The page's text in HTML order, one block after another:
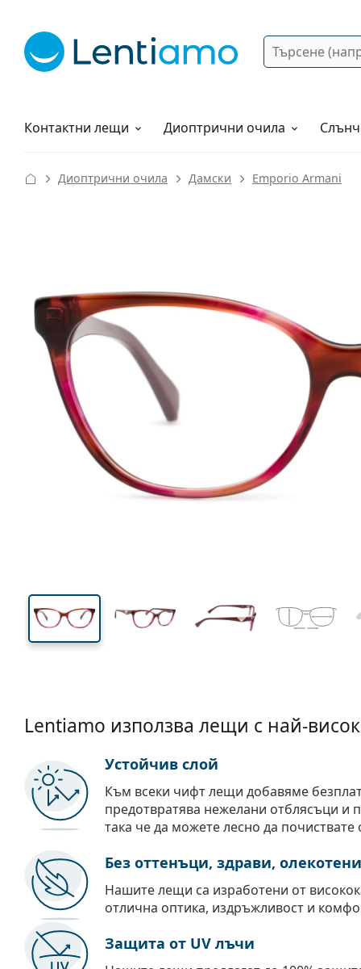
Търсене
Контактни лещи
Разтвори Диоптрични очила
Как да поръчам?
Диоптрични очила Дамски Emporio Armani
132 mm
Ширина
41 mm
Височина на стъклото Ширина на стъклото
Ширина
на
Lentiamo използва лещи с най-
Устойчив слой
Към всеки чифт лещи добавяме
предотвратява нежелани отблясъци и
така че да можете лесно да почиствате
Без оттенъци, здрави, олекотени
Нашите лещи са изработени от
отлична оптика, издръжливост и
Защита от UV лъчи